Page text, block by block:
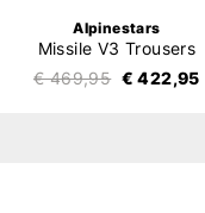
Alpinestars
Missile V3 Trousers
€ 469,95 € 422,95